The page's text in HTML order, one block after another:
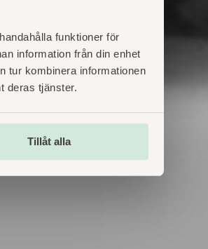
funktioner för
information från din enhet
tur kombinera informationen
deras tjänster.
Tillåt alla